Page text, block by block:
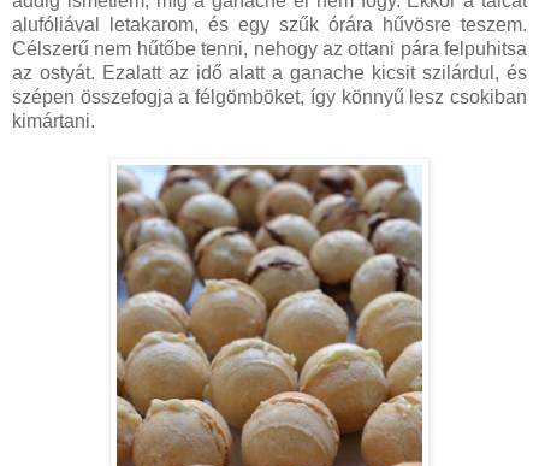
alufóliával letakarom, és egy szűk órára hűvösre teszem.
Célszerű nem hűtőbe tenni, nehogy az ottani pára felpuhitsa
az ostyát. Ezalatt az idő alatt a ganache kicsit szilárdul, és
szépen összefogja a félgömböket, így könnyű lesz csokiban
kimártani.